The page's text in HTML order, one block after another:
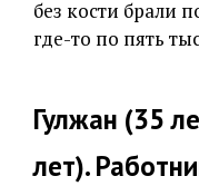
без кости брали
где-то по пять
Гулжан (35
лет).